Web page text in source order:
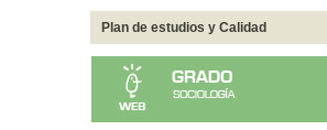
Plan de estudios y Calidad